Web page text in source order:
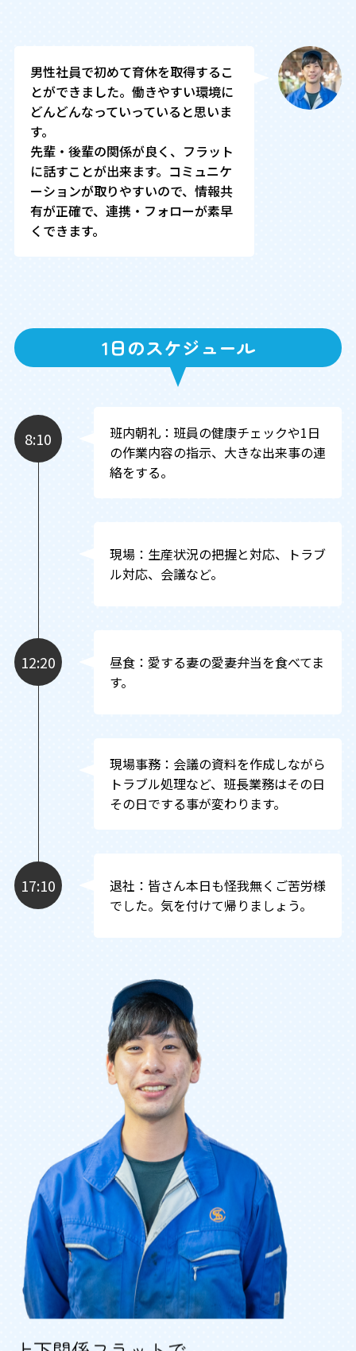
男性社員で初めて育休を取得するこ
とができました。働きやすい環境に
どんどんなっていっていると思いま
す。
先輩・後輩の関係が良く、フラット
に話すことが出来ます。コミュニケ
ーションが取りやすいので、情報共
有が正確で、連携・フォローが素早
くできます。
1日のスケジュール
8:10
班内朝礼：班員の健康チェックや1日
の作業内容の指示、大きな出来事の連
絡をする。
現場：生産状況の把握と対応、トラブ
ル対応、会議など。
12:20
昼食：愛する妻の愛妻弁当を食べてま
す。
現場事務：会議の資料を作成しながら
トラブル処理など、班長業務はその日
その日でする事が変わります。
17:10
退社：皆さん本日も怪我無くご苦労様
でした。気を付けて帰りましょう。